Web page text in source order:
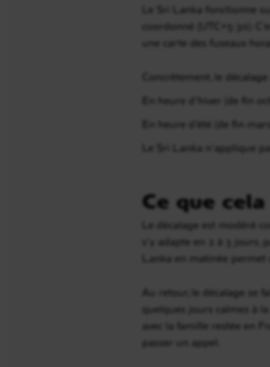
Le Sri Lanka fonctionne
coordonné (UTC+5:30).
une carte des fuseaux
Concrètement, le
En heure d’hiver (de fin
En heure d’été (de fin
Le Sri Lanka n’applique
Ce que
Le décalage est modéré
s’y adapte en 2 à 3
Lanka en matinée
Au retour, le décalage se
quelques jours calmes à
avec la famille restée en
passer un appel.